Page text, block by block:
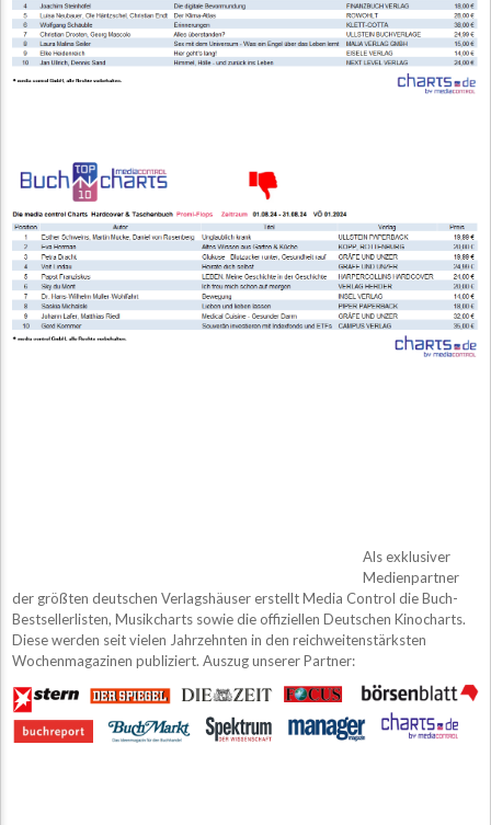
Als exklusiver
Medienpartner
der größten deutschen Verlagshäuser erstellt Media Control die Buch-
Bestsellerlisten, Musikcharts sowie die offiziellen Deutschen Kinocharts.
Diese werden seit vielen Jahrzehnten in den reichweitenstärksten
Wochenmagazinen publiziert. Auszug unserer Partner: